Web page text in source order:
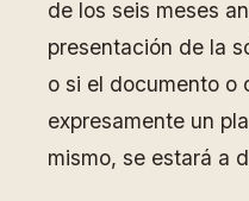
de los seis meses
presentación de la
o si el documento o
expresamente un
mismo, se estará a